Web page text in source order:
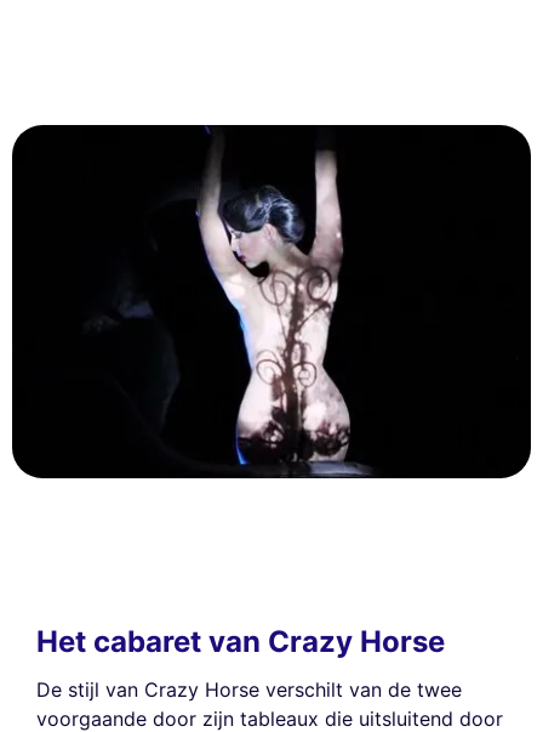
Het cabaret van Crazy Horse
De stijl van Crazy Horse verschilt van de twee
voorgaande door zijn tableaux die uitsluitend door